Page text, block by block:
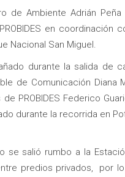
de Ambiente Adrián
en coordinación
Nacional San Miguel.
durante la salida de
de Comunicación
PROBIDES Federico
durante la recorrida en
se salió rumbo a la
predios privados, por